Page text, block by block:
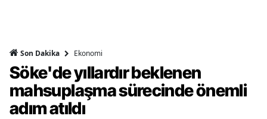
Son Dakika Ekonomi
Söke'de yıllardır beklenen
mahsuplaşma sürecinde önemli
adım atıldı